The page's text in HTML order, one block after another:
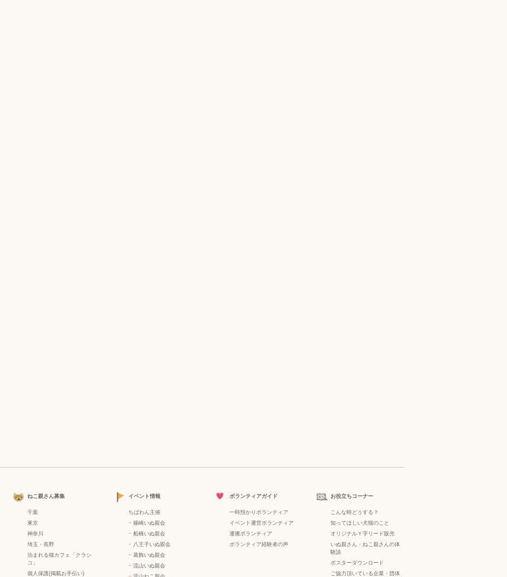
ねこ親さん募集
千葉
東京
神奈川
埼玉・長野
泊まれる猫カフェ「クラシ
コ」
個人保護(掲載お手伝い)
イベント情報
ちばわん主催
− 篠崎いぬ親会
− 船橋いぬ親会
− 八王子いぬ親会
− 葛飾いぬ親会
− 流山いぬ親会
ボランティアガイド
一時預かりボランティア
イベント運営ボランティア
運搬ボランティア
ボランティア経験者の声
お役立ちコーナー
こんな時どうする？
知ってほしい犬猫のこと
オリジナルＹ字リード販売
いぬ親さん・ねこ親さんの体
験談
ポスターダウンロード
ご協力頂いている企業・団体